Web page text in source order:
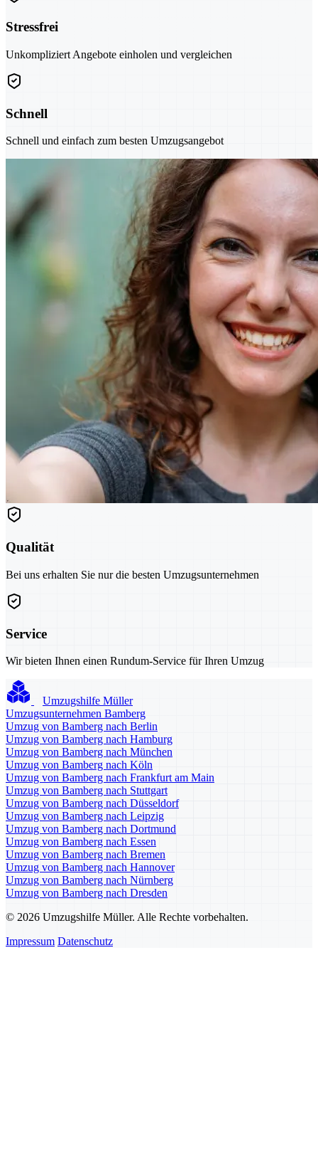
Stressfrei
Unkompliziert Angebote einholen und vergleichen
Schnell
Schnell und einfach zum besten Umzugsangebot
Qualität
Bei uns erhalten Sie nur die besten Umzugsunternehmen
Service
Wir bieten Ihnen einen Rundum-Service für Ihren Umzug
Umzugshilfe Müller
Umzugsunternehmen Bamberg
Umzug von Bamberg nach Berlin
Umzug von Bamberg nach Hamburg
Umzug von Bamberg nach München
Umzug von Bamberg nach Köln
Umzug von Bamberg nach Frankfurt am Main
Umzug von Bamberg nach Stuttgart
Umzug von Bamberg nach Düsseldorf
Umzug von Bamberg nach Leipzig
Umzug von Bamberg nach Dortmund
Umzug von Bamberg nach Essen
Umzug von Bamberg nach Bremen
Umzug von Bamberg nach Hannover
Umzug von Bamberg nach Nürnberg
Umzug von Bamberg nach Dresden
© 2026 Umzugshilfe Müller. Alle Rechte vorbehalten.
Impressum Datenschutz